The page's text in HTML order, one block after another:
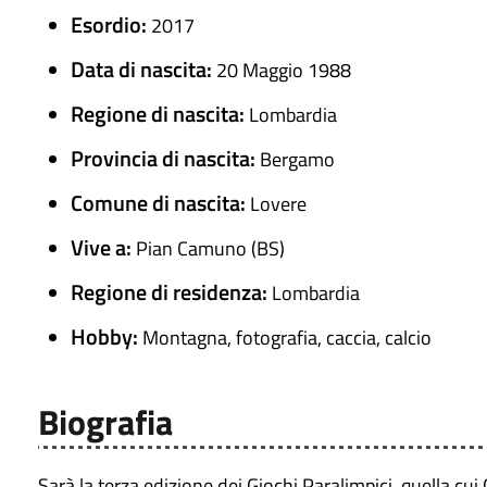
Esordio: 2017
Data di nascita: 20 Maggio 1988
Regione di nascita: Lombardia
Provincia di nascita: Bergamo
Comune di nascita: Lovere
Vive a: Pian Camuno (BS)
Regione di residenza: Lombardia
Hobby: Montagna, fotografia, caccia, calcio
Biografia